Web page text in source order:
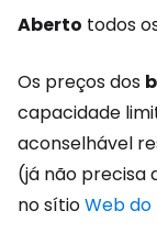
Aberto todos
Os preços dos
capacidade
aconselhável
(já não precisa
no sítioWeb